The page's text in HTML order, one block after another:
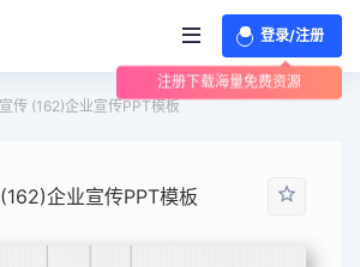
登录/注册
注册下载海量免费资源
传 (162)企业宣传PPT模板
企业宣传PPT模板